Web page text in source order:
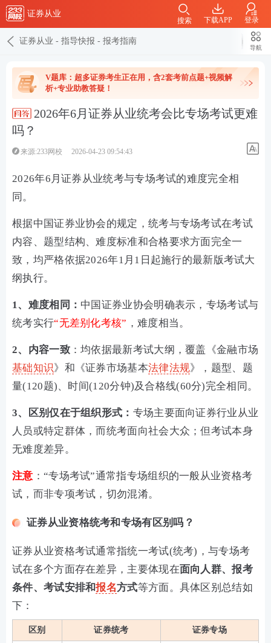
证券从业
下载APP 登录
搜索
证券从业 - 指导快报 - 报考指南
导航
V题库：超多证券考生正在用，含2套考前点题+视频解
析+专业助教答疑！
2026年6月证券从业统考会比专场考试更难
吗？
来源:233网校 2026-04-23 09:54:43
2026年6月证券从业统考与专场考试的难度完全相
同‌。
根据中国证券业协会的规定，统考与专场考试在考试
内容、题型结构、难度标准和合格要求方面完全一
致‌，均严格依据2026年1月1日起施行的最新版考试大
纲执行。
1、难度相同‌： 中国证券业协会明确表示，专场考试与
统考实行“无差别化考核” ，难度相当。
2、内容一致‌：均依据最新考试大纲，覆盖《金融市场
基础知识》和《证券市场基本法律法规》，题型、题
量(120题)、时间(120分钟)及合格线(60分)完全相同。
3、区别仅在于组织形式‌： 专场主要面向证券行业从业
人员或特定群体，而统考面向社会大众；但考试本身
无难度差异。
注意 ：“专场考试”通常指‌专场组织的一般从业资格考
试‌，而非专项考试，切勿混淆。
证券从业资格统考和专场有区别吗？
证券从业资格考试通常指统一考试(统考)，与专场考
试在多个方面存在差异，主要体现在面向人群、报考
条件、考试安排和报名方式等方面。‌具体区别总结如
下：
区别 证券统考 证券专场